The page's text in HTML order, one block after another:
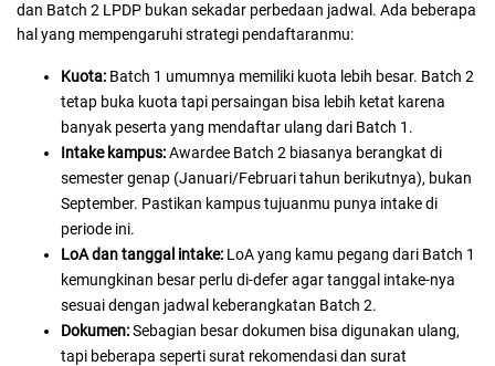
dan Batch 2 LPDP bukan sekadar perbedaan jadwal. Ada beberapa
hal yang mempengaruhi strategi pendaftaranmu:
Kuota: Batch 1 umumnya memiliki kuota lebih besar. Batch 2
tetap buka kuota tapi persaingan bisa lebih ketat karena
banyak peserta yang mendaftar ulang dari Batch 1.
Intake kampus:Awardee Batch 2 biasanya berangkat di
semester genap (Januari/Februari tahun berikutnya), bukan
September. Pastikan kampus tujuanmu punya intake di
periode ini.
LoA dan tanggal intake: LoA yang kamu pegang dari Batch 1
kemungkinan besar perlu di-defer agar tanggal intake-nya
sesuai dengan jadwal keberangkatan Batch 2.
Dokumen:Sebagian besar dokumen bisa digunakan ulang,
tapi beberapa seperti surat rekomendasi dan surat